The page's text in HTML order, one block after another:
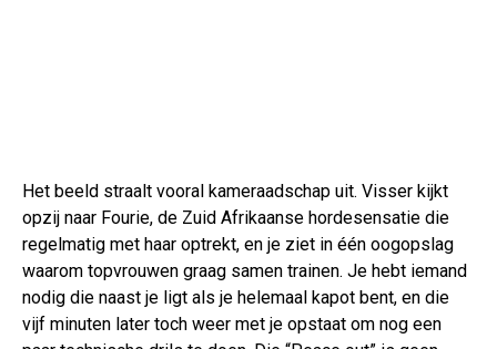
Het beeld straalt vooral kameraadschap uit. Visser kijkt
opzij naar Fourie, de Zuid Afrikaanse hordesensatie die
regelmatig met haar optrekt, en je ziet in één oogopslag
waarom topvrouwen graag samen trainen. Je hebt iemand
nodig die naast je ligt als je helemaal kapot bent, en die
vijf minuten later toch weer met je opstaat om nog een